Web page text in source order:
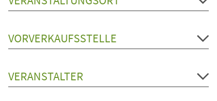
VORVERKAUFSSTELLE
VERANSTALTER